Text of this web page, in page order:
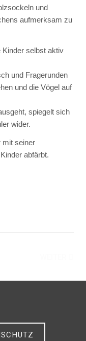
und
aufmerksam zu
Kinder selbst aktiv
und Fragerunden
und die Vögel auf
spiegelt sich
wider.
mit seiner
abfärbt.